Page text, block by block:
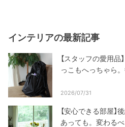
インテリアの最新記事
【スタッフの愛用
っこもへっちゃら
2026/07/31
【安心できる部屋
あっても。変わる